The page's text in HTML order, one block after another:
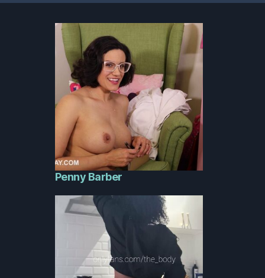
Penny Barber